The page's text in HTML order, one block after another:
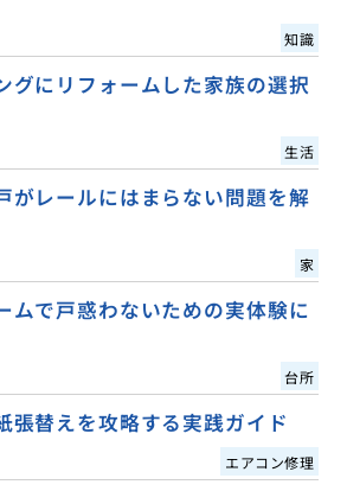
知識
グにリフォームした家族の選択
生活
がレールにはまらない問題を解
家
ムで戸惑わないための実体験に
台所
張替えを攻略する実践ガイド
エアコン修理